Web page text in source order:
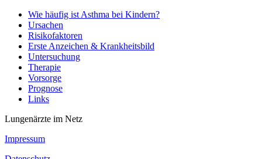
Wie häufig ist Asthma bei Kindern?
Ursachen
Risikofaktoren
Erste Anzeichen & Krankheitsbild
Untersuchung
Therapie
Vorsorge
Prognose
Links
Lungenärzte im Netz
Impressum